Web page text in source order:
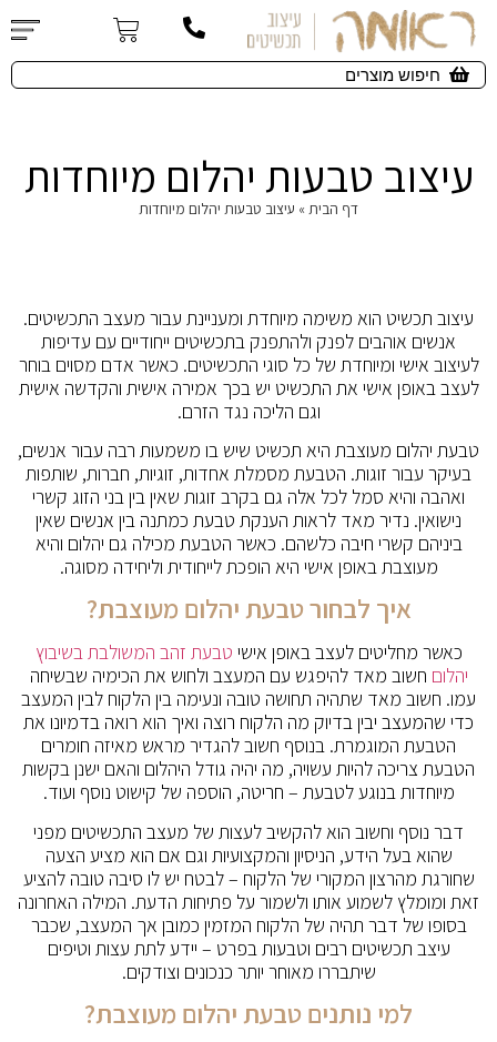
עיצוב טבעות יהלום מיוחדות
דף הבית » עיצוב טבעות יהלום מיוחדות
עיצוב תכשיט הוא משימה מיוחדת ומעניינת עבור מעצב התכשיטים.
אנשים אוהבים לפנק ולהתפנק בתכשיטים ייחודיים עם עדיפות
לעיצוב אישי ומיוחדת של כל סוגי התכשיטים. כאשר אדם מסוים בוחר
לעצב באופן אישי את התכשיט יש בכך אמירה אישית והקדשה אישית
וגם הליכה נגד הזרם.
טבעת יהלום מעוצבת היא תכשיט שיש בו משמעות רבה עבור אנשים,
בעיקר עבור זוגות. הטבעת מסמלת אחדות, זוגיות, חברות, שותפות
ואהבה והיא סמל לכל אלה גם בקרב זוגות שאין בין בני הזוג קשרי
נישואין. נדיר מאד לראות הענקת טבעת כמתנה בין אנשים שאין
ביניהם קשרי חיבה כלשהם. כאשר הטבעת מכילה גם יהלום והיא
מעוצבת באופן אישי היא הופכת לייחודית וליחידה מסוגה.
איך לבחור טבעת יהלום מעוצבת?
כאשר מחליטים לעצב באופן אישי טבעת זהב המשולבת בשיבוץ
יהלום חשוב מאד להיפגש עם המעצב ולחוש את הכימיה שבשיחה
עמו. חשוב מאד שתהיה תחושה טובה ונעימה בין הלקוח לבין המעצב
כדי שהמעצב יבין בדיוק מה הלקוח רוצה ואיך הוא רואה בדמיונו את
הטבעת המוגמרת. בנוסף חשוב להגדיר מראש מאיזה חומרים
הטבעת צריכה להיות עשויה, מה יהיה גודל היהלום והאם ישנן בקשות
מיוחדות בנוגע לטבעת – חריטה, הוספה של קישוט נוסף ועוד.
דבר נוסף וחשוב הוא להקשיב לעצות של מעצב התכשיטים מפני
שהוא בעל הידע, הניסיון והמקצועיות וגם אם הוא מציע הצעה
שחורגת מהרצון המקורי של הלקוח – לבטח יש לו סיבה טובה להציע
זאת ומומלץ לשמוע אותו ולשמור על פתיחות הדעת. המילה האחרונה
בסופו של דבר תהיה של הלקוח המזמין כמובן אך המעצב, שכבר
עיצב תכשיטים רבים וטבעות בפרט – יידע לתת עצות וטיפים
שיתבררו מאוחר יותר כנכונים וצודקים.
למי נותנים טבעת יהלום מעוצבת?